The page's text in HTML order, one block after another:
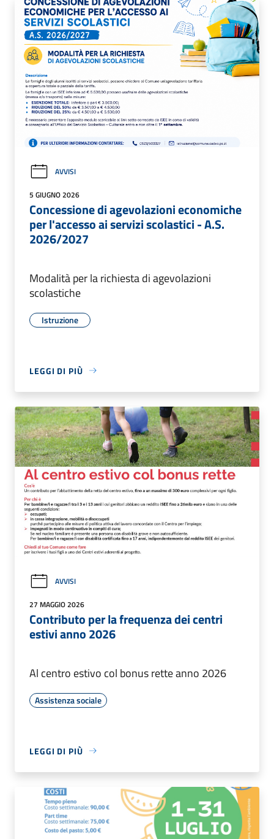
AVVISI
5 GIUGNO 2026
Concessione di agevolazioni economiche
per l'accesso ai servizi scolastici - A.S.
2026/2027
Modalità per la richiesta di agevolazioni
scolastiche
Istruzione
LEGGI DI PIÙ
AVVISI
27 MAGGIO 2026
Contributo per la frequenza dei centri
estivi anno 2026
Al centro estivo col bonus rette anno 2026
Assistenza sociale
LEGGI DI PIÙ